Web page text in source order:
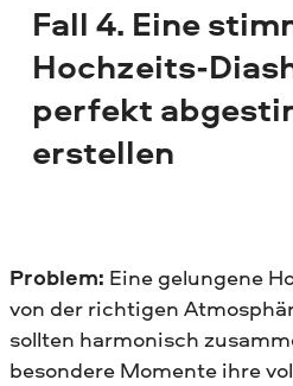
Fall 4. Eine
Hochzeits-
perfekt
erstellen
Problem: Eine gelungene
von der richtigen
sollten harmonisch
besondere Momente ihre